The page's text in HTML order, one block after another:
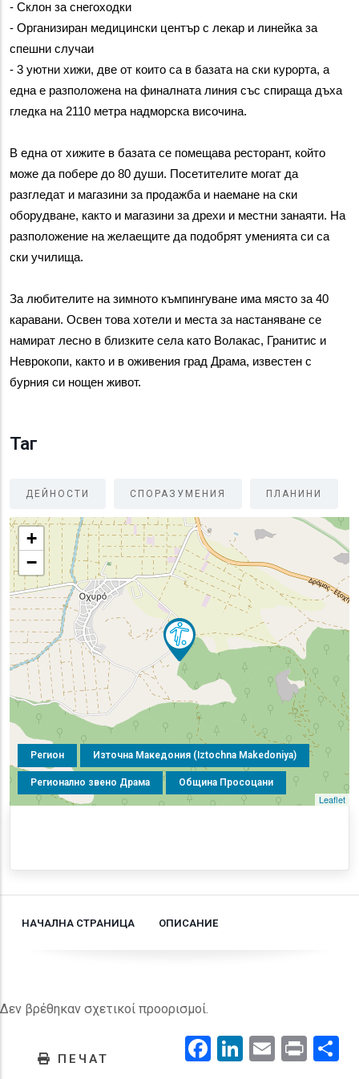
- Склон за снегоходки
- Организиран медицински център с лекар и линейка за
спешни случаи
- 3 уютни хижи, две от които са в базата на ски курорта, а
една е разположена на финалната линия със спираща дъха
гледка на 2110 метра надморска височина.
В една от хижите в базата се помещава ресторант, който
може да побере до 80 души. Посетителите могат да
разгледат и магазини за продажба и наемане на ски
оборудване, както и магазини за дрехи и местни занаяти. На
разположение на желаещите да подобрят уменията си са
ски училища.
За любителите на зимното къмпингуване има място за 40
каравани. Освен това хотели и места за настаняване се
намират лесно в близките села като Волакас, Гранитис и
Неврокопи, както и в оживения град Драма, известен с
бурния си нощен живот.
Таг
ДЕЙНОСТИ СПОРАЗУМЕНИЯ ПЛАНИНИ
Регион Източна Македония (Iztochna Makedoniya)
Регионално звено Драма Община Просоцани
+
−
Leaflet
НАЧАЛНА СТРАНИЦА ОПИСАНИЕ
Δεν βρέθηκαν σχετικοί προορισμοί.
ПЕЧАТ Facebook
LinkedIn
EmailPrint